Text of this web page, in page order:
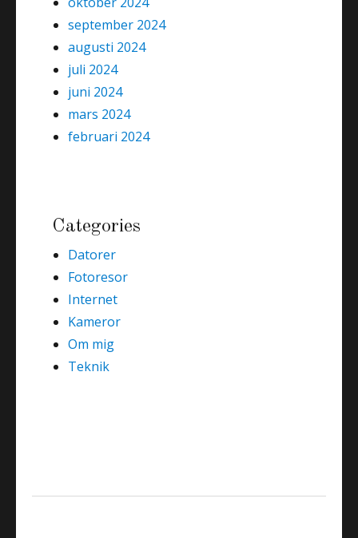
september 2024
augusti 2024
juli 2024
juni 2024
mars 2024
februari 2024
Categories
Datorer
Fotoresor
Internet
Kameror
Om mig
Teknik